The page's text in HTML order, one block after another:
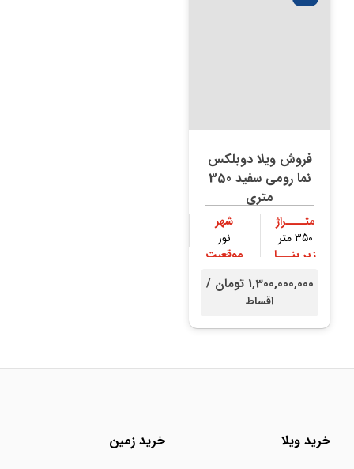
فروش ویلا دوبلکس
نما رومی سفید 350
متری
متــــراژ
350 متر
شهر
نور
زیر بنـــا
موقعیت
1,300,000,000 تومان /
اقساط
خرید ویلا خرید زمین